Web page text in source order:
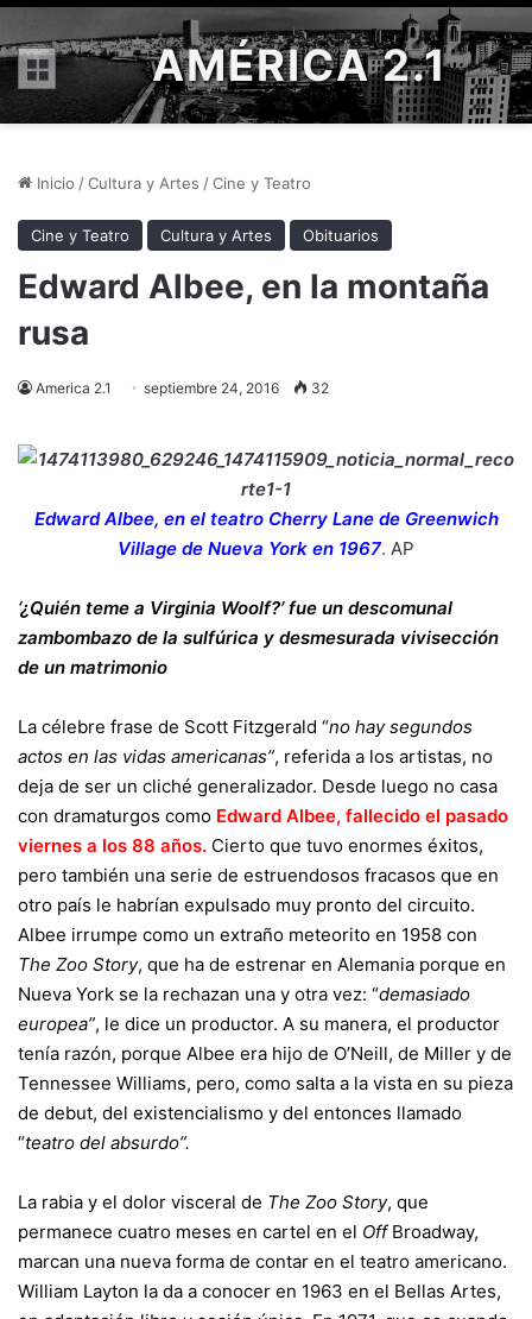
Menú AMÉRICA 2.1
Inicio /Cultura y Artes /Cine y Teatro
Cine y Teatro Cultura y Artes Obituarios
Edward Albee, en la montaña
rusa
America 2.1 septiembre 24, 2016 32
Edward Albee, en el teatro Cherry Lane de Greenwich
Village de Nueva York en 1967. AP
‘¿Quién teme a Virginia Woolf?’ fue un descomunal
zambombazo de la sulfúrica y desmesurada vivisección
de un matrimonio
La célebre frase de Scott Fitzgerald “no hay segundos
actos en las vidas americanas”, referida a los artistas, no
deja de ser un cliché generalizador. Desde luego no casa
con dramaturgos como Edward Albee, fallecido el pasado
viernes a los 88 años. Cierto que tuvo enormes éxitos,
pero también una serie de estruendosos fracasos que en
otro país le habrían expulsado muy pronto del circuito.
Albee irrumpe como un extraño meteorito en 1958 con
The Zoo Story, que ha de estrenar en Alemania porque en
Nueva York se la rechazan una y otra vez: “demasiado
europea”, le dice un productor. A su manera, el productor
tenía razón, porque Albee era hijo de O’Neill, de Miller y de
Tennessee Williams, pero, como salta a la vista en su pieza
de debut, del existencialismo y del entonces llamado
“teatro del absurdo”.
La rabia y el dolor visceral de The Zoo Story, que
permanece cuatro meses en cartel en el OffBroadway,
marcan una nueva forma de contar en el teatro americano.
William Layton la da a conocer en 1963 en el Bellas Artes,